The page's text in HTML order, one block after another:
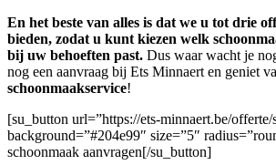
En het beste van alles is dat we u tot drie
bieden, zodat u kunt kiezen welk
bij uw behoeften past. Dus waar wacht je
nog een aanvraag bij Ets Minnaert en geniet
schoonmaakservice!
[su_button url=”https://ets-minnaert.be/offerte/
background=”#204e99″ size=”5″
schoonmaak aanvragen[/su_button]